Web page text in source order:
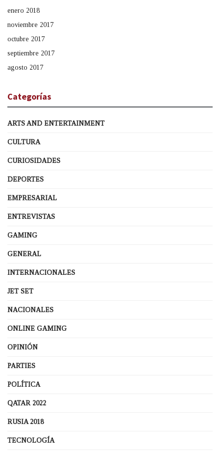
enero 2018
noviembre 2017
octubre 2017
septiembre 2017
agosto 2017
Categorías
ARTS AND ENTERTAINMENT
CULTURA
CURIOSIDADES
DEPORTES
EMPRESARIAL
ENTREVISTAS
GAMING
GENERAL
INTERNACIONALES
JET SET
NACIONALES
ONLINE GAMING
OPINIÓN
PARTIES
POLÍTICA
QATAR 2022
RUSIA 2018
TECNOLOGÍA